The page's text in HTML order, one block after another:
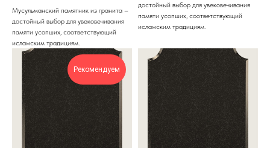
Мусульманский памятник из гранита –
достойный выбор для увековечивания
памяти усопших, соответствующий
исламским традициям.
достойный выбор для увековечивания
памяти усопших, соответствующий
исламским традициям.
Рекомендуем